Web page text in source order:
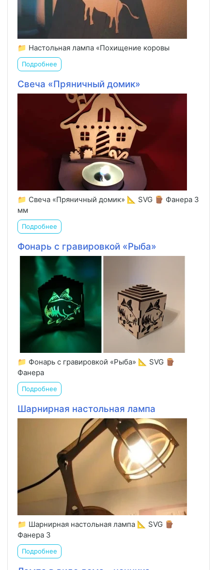
📁 Настольная лампа «Похищение коровы
Подробнее
Свеча «Пряничный домик»
📁 Свеча «Пряничный домик» 📐 SVG 🪵 Фанера 3
мм
Подробнее
Фонарь с гравировкой «Рыба»
📁 Фонарь с гравировкой «Рыба» 📐 SVG 🪵
Фанера
Подробнее
Шарнирная настольная лампа
📁 Шарнирная настольная лампа 📐 SVG 🪵
Фанера 3
Подробнее